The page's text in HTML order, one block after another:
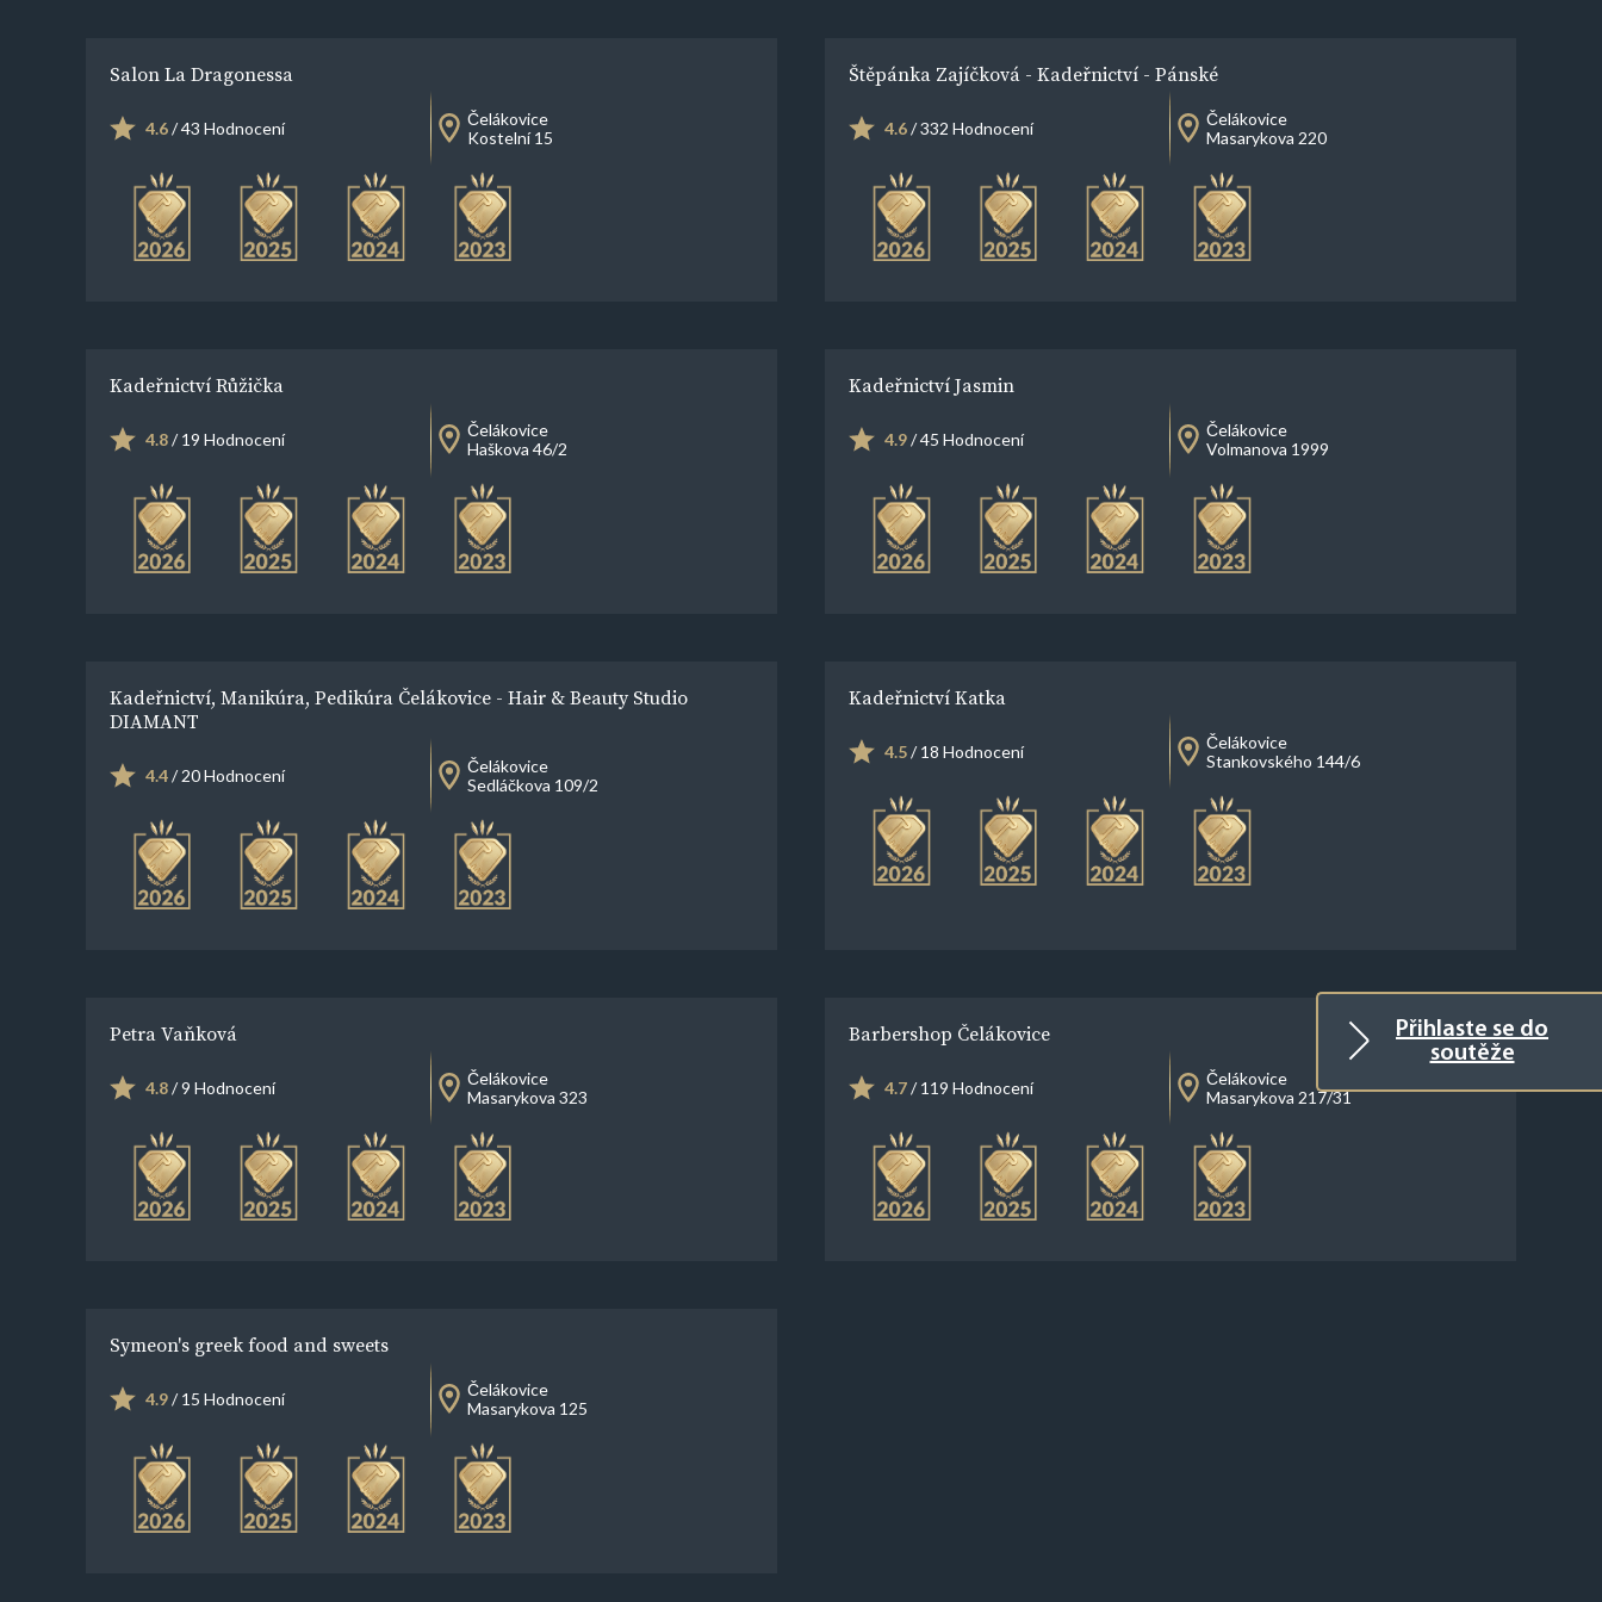
Přihlaste se do
soutěže
Salon La Dragonessa
4.6/ 43 Hodnocení
Čelákovice
Kostelní 15
Štěpánka Zajíčková - Kadeřnictví - Pánské
4.6/ 332 Hodnocení
Čelákovice
Masarykova 220
Kadeřnictví Růžička
4.8/ 19 Hodnocení
Čelákovice
Haškova 46/2
Kadeřnictví Jasmin
4.9/ 45 Hodnocení
Čelákovice
Volmanova 1999
Kadeřnictví, Manikúra, Pedikúra Čelákovice - Hair & Beauty Studio
DIAMANT
4.4/ 20 Hodnocení
Čelákovice
Sedláčkova 109/2
Kadeřnictví Katka
4.5/ 18 Hodnocení
Čelákovice
Stankovského 144/6
Petra Vaňková
4.8/ 9 Hodnocení
Čelákovice
Masarykova 323
Barbershop Čelákovice
4.7/ 119 Hodnocení
Čelákovice
Masarykova 217/31
Symeon's greek food and sweets
4.9/ 15 Hodnocení
Čelákovice
Masarykova 125